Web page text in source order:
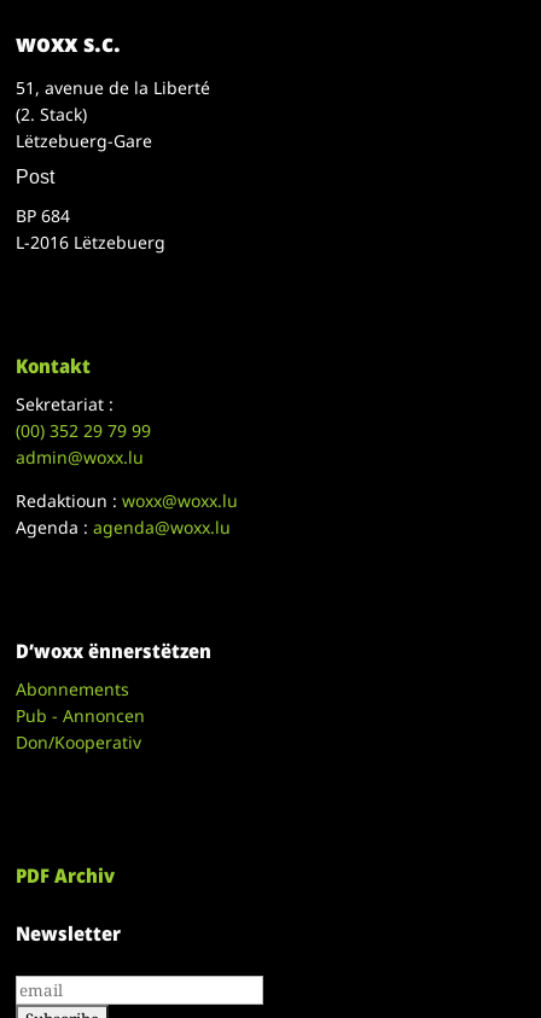
woxx s.c.
51, avenue de la Liberté
(2. Stack)
Lëtzebuerg-Gare
Post
BP 684
L-2016 Lëtzebuerg
Kontakt
Sekretariat :
(00)352 29 79 99
admin@woxx.lu
Redaktioun :woxx@woxx.lu
Agenda :agenda@woxx.lu
D’woxx ënnerstëtzen
Abonnements
Pub - Annoncen
Don/Kooperativ
PDF Archiv
Newsletter